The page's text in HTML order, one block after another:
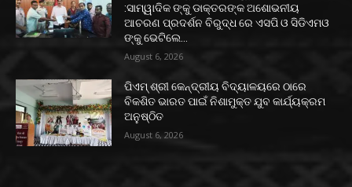
:ସାମ୍ୱାଦିକ ଙ୍କୁ ଡାକ୍ତରଙ୍କ ଅଶୋଭନୀୟ
ଆଚରଣ ପ୍ରଦର୍ଶନ ବିରୁଦ୍ଧ ରେ ଏସପି ଓ ସିଡିଏମଓ
ଙ୍କୁ ଭେଟିଲେ...
August 6, 2026
ପିଏମ୍ ଶ୍ରୀ କେନ୍ଦ୍ରୀୟ ବିଦ୍ୟାଳୟରେ ଠାରେ
ବିକଶିତ ଭାରତ ପାଇଁ ନିଶାମୁକ୍ତ ଯୁବ କାର୍ଯ୍ୟକ୍ରମ
ଅନୁଷ୍ଠିତ
August 6, 2026